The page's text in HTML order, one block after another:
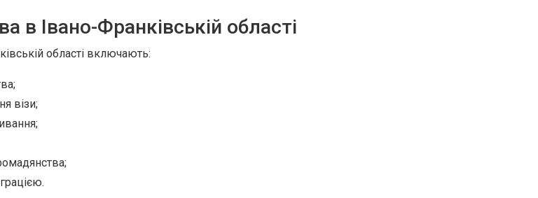
в Івано-Франківській області
області включають:
візи;